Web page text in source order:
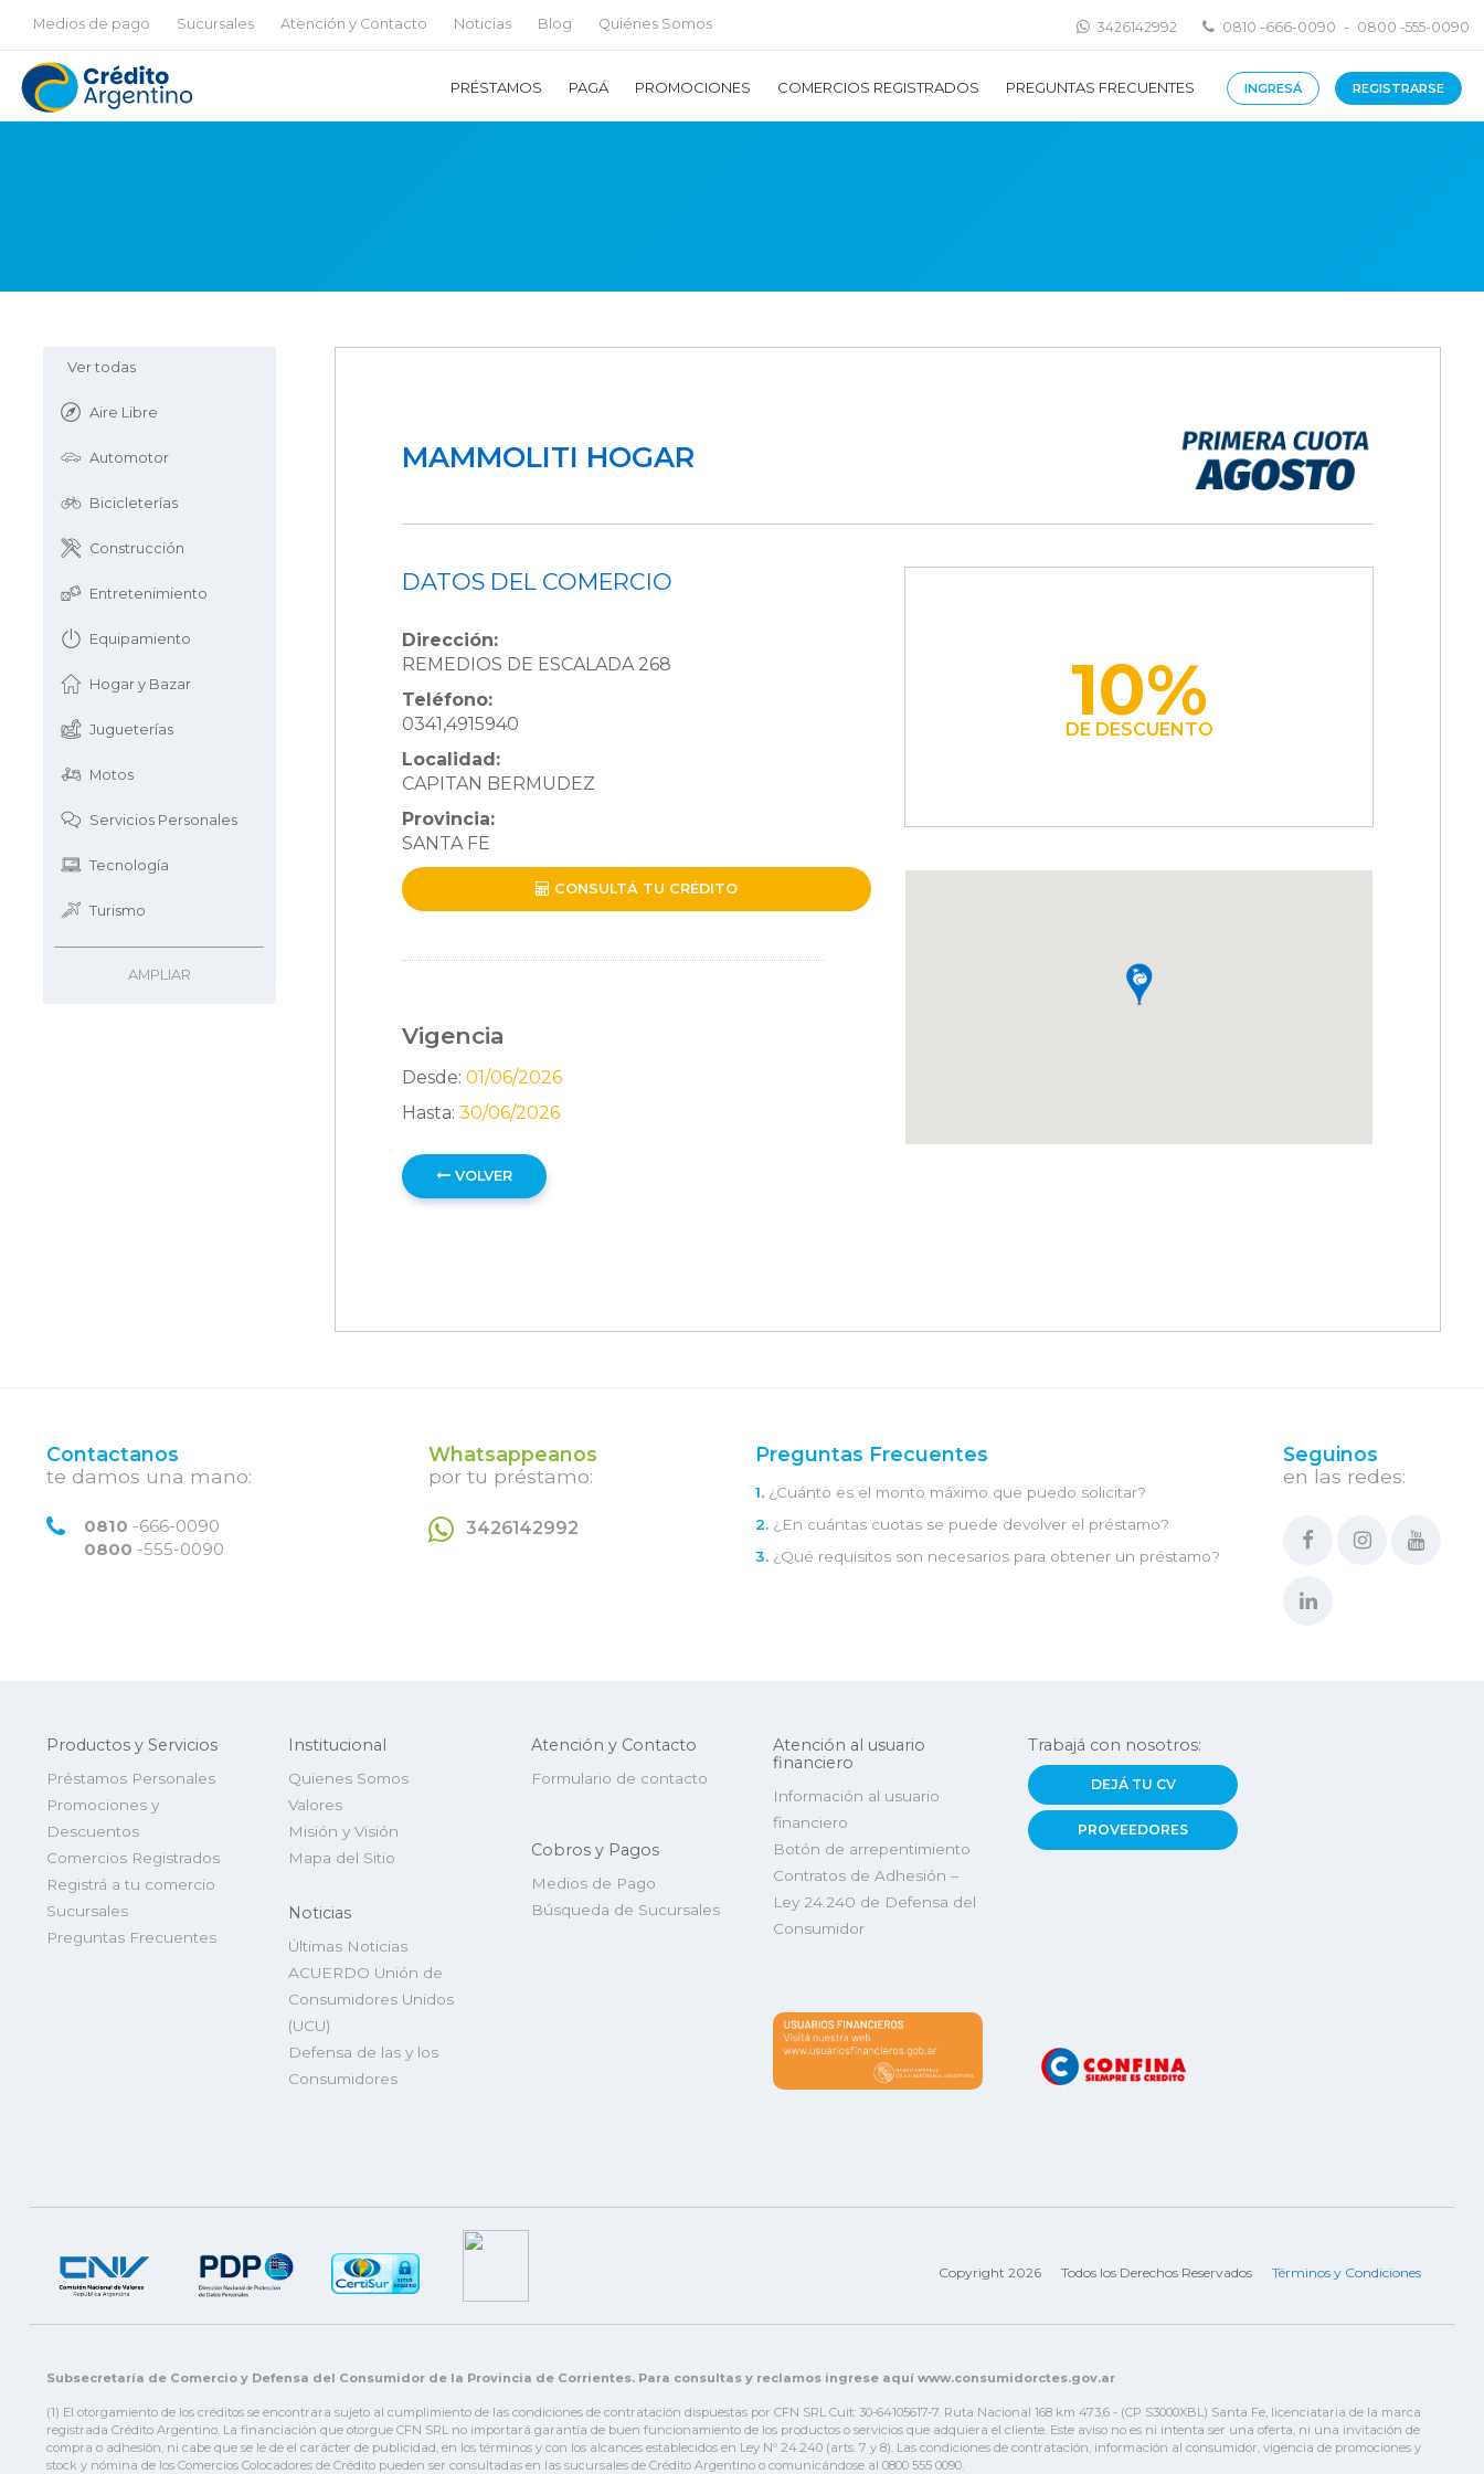
0810 -666-0090 - 0800 -555-0090
3426142992
PRÉSTAMOS PAGÁ PROMOCIONES COMERCIOS REGISTRADOS PREGUNTAS FRECUENTES INGRESÁ REGISTRARSE
Medios de pago Sucursales Atención y Contacto Noticias Blog Quiénes Somos
Ver todas
Aire Libre
Automotor
Bicicleterías
Construcción
Entretenimiento
Equipamiento
Hogar y Bazar
Jugueterías
Motos
Servicios Personales
Tecnología
Turismo
AMPLIAR
MAMMOLITI HOGAR
DATOS DEL COMERCIO
Dirección:
REMEDIOS DE ESCALADA 268
Teléfono:
0341,4915940
Localidad:
CAPITAN BERMUDEZ
Provincia:
SANTA FE
CONSULTÁ TU CRÉDITO
Vigencia
Desde: 01/06/2026
Hasta: 30/06/2026
10%
DE DESCUENTO
VOLVER
Contactanos
te damos una mano:
0810 -666-0090
0800 -555-0090
Whatsappeanos
por tu préstamo:
3426142992
Preguntas Frecuentes
1. ¿Cuánto es el monto máximo que puedo solicitar?
2. ¿En cuántas cuotas se puede devolver el préstamo?
3. ¿Qué requisitos son necesarios para obtener un préstamo?
Seguinos
en las redes:
Productos y Servicios
Préstamos Personales
Promociones y
Descuentos
Comercios Registrados
Registrá a tu comercio
Sucursales
Preguntas Frecuentes
Institucional
Quienes Somos
Valores
Misión y Visión
Mapa del Sitio
Noticias
Últimas Noticias
ACUERDO Unión de
Consumidores Unidos
(UCU)
Defensa de las y los
Consumidores
Atención y Contacto
Formulario de contacto
Cobros y Pagos
Medios de Pago
Búsqueda de Sucursales
Atención al usuario
financiero
Información al usuario
financiero
Botón de arrepentimiento
Contratos de Adhesión –
Ley 24.240 de Defensa del
Consumidor
Trabajá con nosotros:
DEJÁ TU CV
PROVEEDORES
Copyright 2026 Todos los Derechos Reservados Términos y Condiciones
Subsecretaría de Comercio y Defensa del Consumidor de la Provincia de Corrientes. Para consultas y reclamos ingrese aquí www.consumidorctes.gov.ar
(1) El otorgamiento de los créditos se encontrara sujeto al cumplimiento de las condiciones de contratación dispuestas por CFN SRL Cuit: 30-64105617-7. Ruta Nacional 168 km 473,6 - (CP S3000XBL) Santa Fe, licenciataria de la marca
registrada Crédito Argentino. La financiación que otorgue CFN SRL no importará garantía de buen funcionamiento de los productos o servicios que adquiera el cliente. Este aviso no es ni intenta ser una oferta, ni una invitación de
compra o adhesión, ni cabe que se le de el carácter de publicidad, en los términos y con los alcances establecidos en Ley Nº 24.240 (arts. 7 y 8). Las condiciones de contratación, información al consumidor, vigencia de promociones y
stock y nómina de los Comercios Colocadores de Crédito pueden ser consultadas en las sucursales de Crédito Argentino o comunicándose al 0800 555 0090.